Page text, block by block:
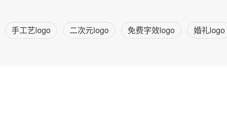
手工艺logo 二次元logo 免费字效logo 婚礼logo